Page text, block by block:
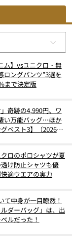
ム】vsユニクロ・無
ロングパンツ”3選を
まで決定版
奇跡の4,990円、ワ
い万能バッグ…ほか
ベスト3】（2026年
ロのポロシャツが夏
け防止シャツも優
適ウエアの実力
て中身が一目瞭然！
ダーバッグ」は、出
ルだった！